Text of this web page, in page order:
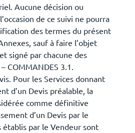
Aucune décision ou
de ce suivi ne pourra
des termes du présent
sauf à faire l’objet
signé par chacune des
COMMANDES 3.1.
Pour les Services donnant
d’un Devis préalable, la
comme définitive
d’un Devis par le
établis par le Vendeur sont